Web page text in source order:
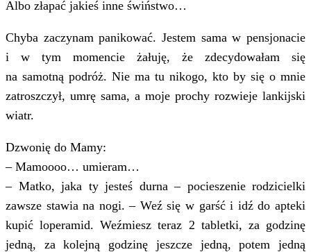
Albo złapać jakieś inne świństwo…
Chyba zaczynam panikować. Jestem sama w pensjonacie
i w tym momencie żałuję, że zdecydowałam się
na samotną podróż. Nie ma tu nikogo, kto by się o mnie
zatroszczył, umrę sama, a moje prochy rozwieje lankijski
wiatr.
Dzwonię do Mamy:
– Mamoooo… umieram…
– Matko, jaka ty jesteś durna – pocieszenie rodzicielki
zawsze stawia na nogi. – Weź się w garść i idź do apteki
kupić loperamid. Weźmiesz teraz 2 tabletki, za godzinę
jedną, za kolejną godzinę jeszcze jedną, potem jedną